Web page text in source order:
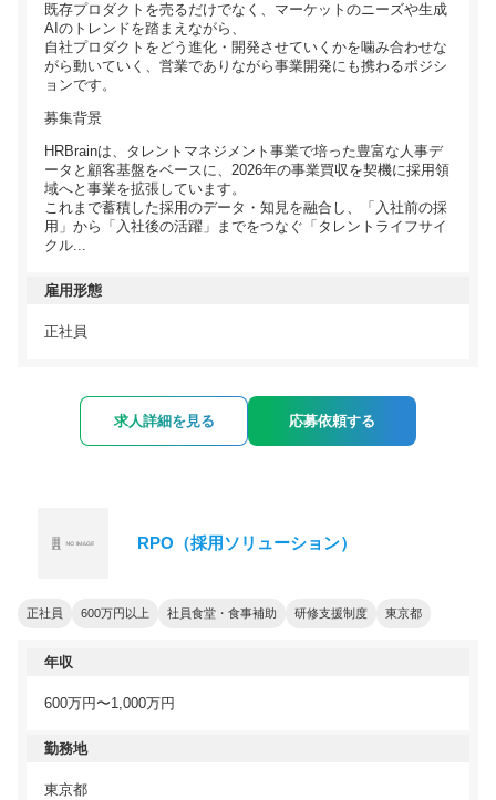
既存プロダクトを売るだけでなく、マーケットのニーズや生成
AIのトレンドを踏まえながら、
自社プロダクトをどう進化・開発させていくかを噛み合わせな
がら動いていく、営業でありながら事業開発にも携わるポジシ
ョンです。
募集背景
HRBrainは、タレントマネジメント事業で培った豊富な人事デ
ータと顧客基盤をベースに、2026年の事業買収を契機に採用領
域へと事業を拡張しています。
これまで蓄積した採用のデータ・知見を融合し、「入社前の採
用」から「入社後の活躍」までをつなぐ「タレントライフサイ
クル...
雇用形態
正社員
求人詳細を見る 応募依頼する
RPO（採用ソリューション）
正社員 600万円以上 社員食堂・食事補助 研修支援制度 東京都
年収
600万円〜1,000万円
勤務地
東京都